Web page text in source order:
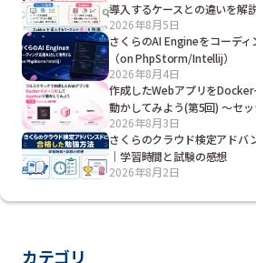
導入するケースとの違いを解
2026年8月5日
さくらのAI Engineをコーデ
（on PhpStorm/Intellij）
2026年8月4日
作成したWebアプリを
動かしてみよう(第5回) ～セ
2026年8月3日
さくらのクラウド検定アドバ
｜学習時間と試験の感想
2026年8月2日
カテゴリ